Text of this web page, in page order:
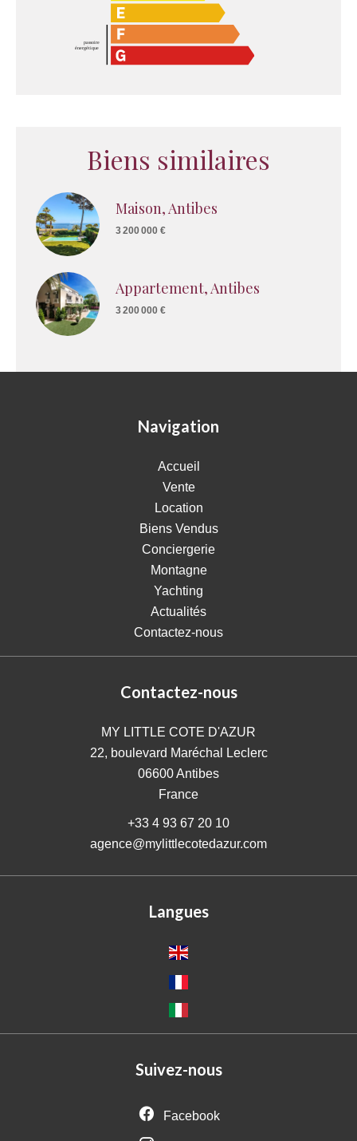
Biens similaires
Maison, Antibes
3 200 000 €
Appartement, Antibes
3 200 000 €
Navigation
Accueil
Vente
Location
Biens Vendus
Conciergerie
Montagne
Yachting
Actualités
Contactez-nous
Contactez-nous
MY LITTLE COTE D'AZUR
22, boulevard Maréchal Leclerc
06600Antibes
France
+33 4 93 67 20 10
agence@mylittlecotedazur.com
Langues
Suivez-nous
Facebook